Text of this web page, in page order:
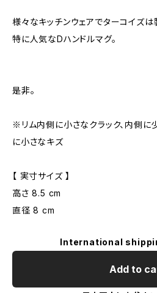
様々なキッチンウェアでターコイズは
特に人気なDハンドルマグ。
是非。
※リム内側に小さなクラック、内側に
に小さなキズ
【 実寸サイズ 】
高さ 8.5 cm
直径 8 cm
International
Add to